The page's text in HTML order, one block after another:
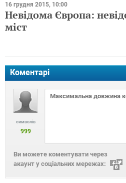
16 грудня 2015, 10:00
Невідома Європа:
міст
Коментарі
символів
999
Ви можете коментувати через
акаунт у соціальних мережах: